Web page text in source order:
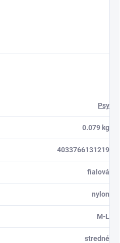
Psy
0.079 kg
4033766131219
fialová
nylon
M-L
stredné